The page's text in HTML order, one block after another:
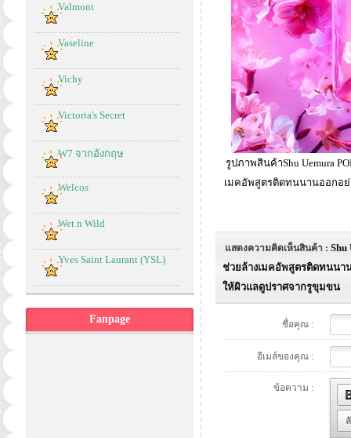
Valmont
Vaseline
Vichy
Victoria's Secret
W7 จากอังกฤษ
Welcos
Wet n Wild
Yves Saint Laurant (YSL)
Fanpage
รูปภาพสินค้าShu Uemura
เมคอัพสูตรติดทนนานออกอย่
แสดงความคิดเห็นสินค้า : Shu
ช่วยล้างเมคอัพสูตรติดทนนา
ให้ผิวแลดูปราศจากรูขุมขน
ชื่อคุณ :
อีเมล์ของคุณ :
ข้อความ :